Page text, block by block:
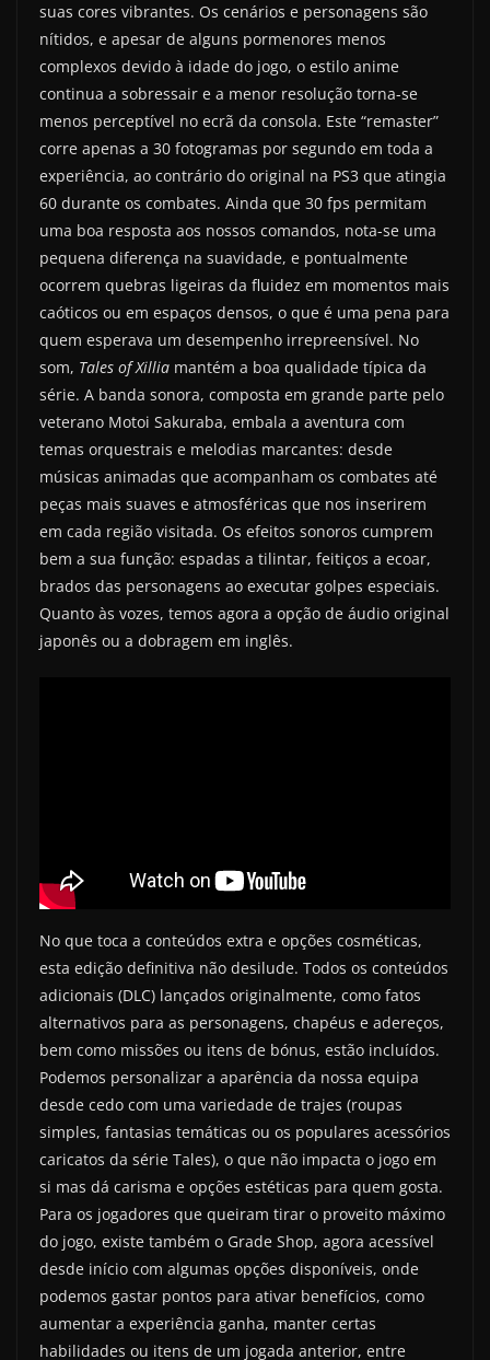
suas cores vibrantes. Os cenários e personagens são
nítidos, e apesar de alguns pormenores menos
complexos devido à idade do jogo, o estilo anime
continua a sobressair e a menor resolução torna-se
menos perceptível no ecrã da consola. Este “remaster”
corre apenas a 30 fotogramas por segundo em toda a
experiência, ao contrário do original na PS3 que atingia
60 durante os combates. Ainda que 30 fps permitam
uma boa resposta aos nossos comandos, nota-se uma
pequena diferença na suavidade, e pontualmente
ocorrem quebras ligeiras da fluidez em momentos mais
caóticos ou em espaços densos, o que é uma pena para
quem esperava um desempenho irrepreensível. No
som, Tales of Xillia mantém a boa qualidade típica da
série. A banda sonora, composta em grande parte pelo
veterano Motoi Sakuraba, embala a aventura com
temas orquestrais e melodias marcantes: desde
músicas animadas que acompanham os combates até
peças mais suaves e atmosféricas que nos inserirem
em cada região visitada. Os efeitos sonoros cumprem
bem a sua função: espadas a tilintar, feitiços a ecoar,
brados das personagens ao executar golpes especiais.
Quanto às vozes, temos agora a opção de áudio original
japonês ou a dobragem em inglês.
No que toca a conteúdos extra e opções cosméticas,
esta edição definitiva não desilude. Todos os conteúdos
adicionais (DLC) lançados originalmente, como fatos
alternativos para as personagens, chapéus e adereços,
bem como missões ou itens de bónus, estão incluídos.
Podemos personalizar a aparência da nossa equipa
desde cedo com uma variedade de trajes (roupas
simples, fantasias temáticas ou os populares acessórios
caricatos da série Tales), o que não impacta o jogo em
si mas dá carisma e opções estéticas para quem gosta.
Para os jogadores que queiram tirar o proveito máximo
do jogo, existe também o Grade Shop, agora acessível
desde início com algumas opções disponíveis, onde
podemos gastar pontos para ativar benefícios, como
aumentar a experiência ganha, manter certas
habilidades ou itens de um jogada anterior, entre